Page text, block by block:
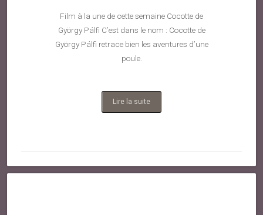
Film à la une de cette semaine Cocotte de
György Pálfi C’est dans le nom : Cocotte de
György Pálfi retrace bien les aventures d’une
poule.
Lire la suite